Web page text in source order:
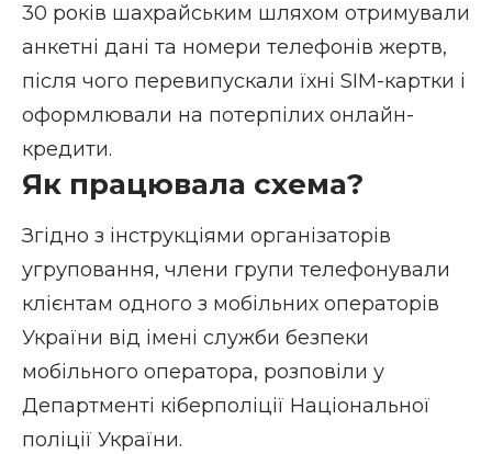
30 років шахрайським шляхом отримували
анкетні дані та номери телефонів жертв,
після чого перевипускали їхні SIM-картки і
оформлювали на потерпілих онлайн-
кредити.
Як працювала схема?
Згідно з інструкціями організаторів
угруповання, члени групи телефонували
клієнтам одного з мобільних операторів
України від імені служби безпеки
мобільного оператора, розповіли у
Департменті кіберполіції Національної
поліції України.